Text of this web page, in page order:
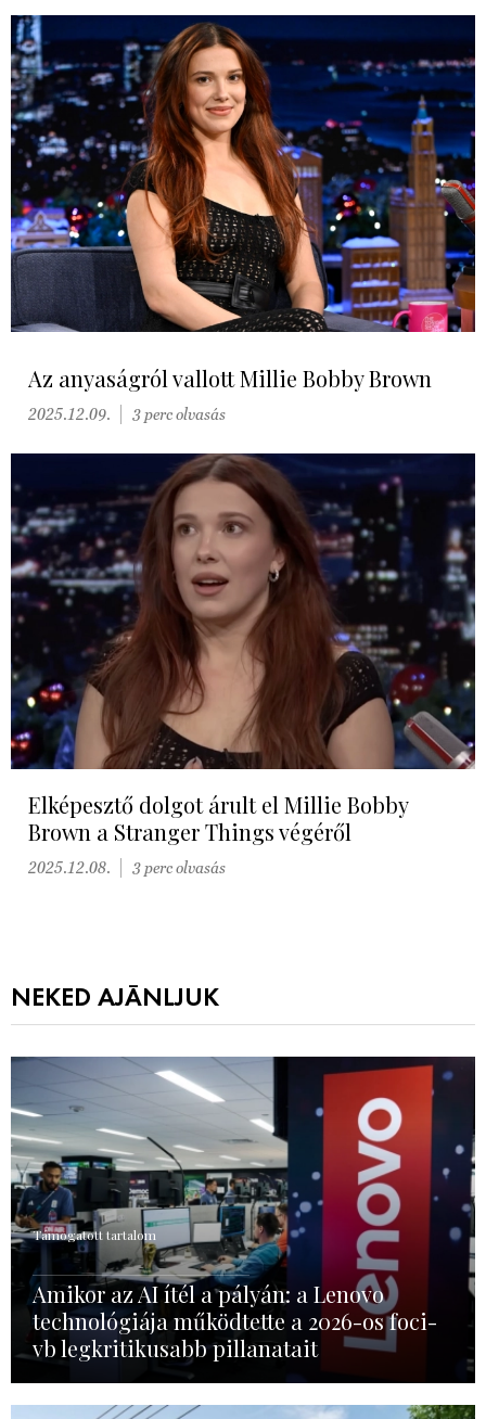
Az anyaságról vallott Millie Bobby Brown
2025.12.09. 3 perc olvasás
Elképesztő dolgot árult el Millie Bobby
Brown a Stranger Things végéről
2025.12.08. 3 perc olvasás
NEKED AJÁNLJUK
Támogatott tartalom
Amikor az AI ítél a pályán: a Lenovo
technológiája működtette a 2026-os foci-
vb legkritikusabb pillanatait